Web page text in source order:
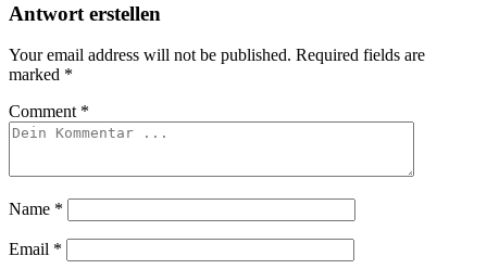
Antwort erstellen
Your email address will not be published. Required fields are
marked *
Comment *
Name *
Email *